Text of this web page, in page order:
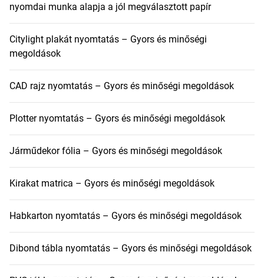
nyomdai munka alapja a jól megválasztott papír
Citylight plakát nyomtatás – Gyors és minőségi
megoldások
CAD rajz nyomtatás – Gyors és minőségi megoldások
Plotter nyomtatás – Gyors és minőségi megoldások
Járműdekor fólia – Gyors és minőségi megoldások
Kirakat matrica – Gyors és minőségi megoldások
Habkarton nyomtatás – Gyors és minőségi megoldások
Dibond tábla nyomtatás – Gyors és minőségi megoldások